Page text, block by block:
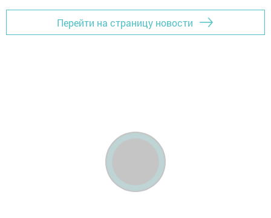
Перейти на страницу новости